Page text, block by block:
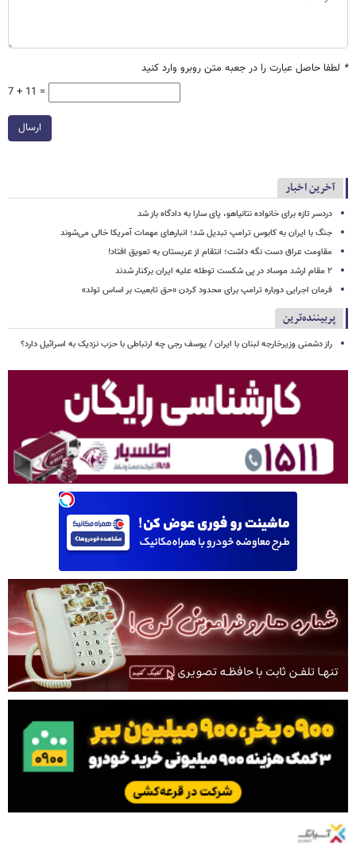
* لطفا حاصل عبارت را در جعبه متن روبرو وارد کنید
7 + 11 =
ارسال
آخرین اخبار
دردسر تازه برای خانواده نتانیاهو، پای سارا به دادگاه باز شد
جنگ با ایران به کابوس ترامپ تبدیل شد؛ انبارهای مهمات آمریکا خالی می‌شوند
مقاومت عراق دست نگه داشت؛ انتقام از عربستان به تعویق افتاد!
۲ مقام‌ ارشد موساد در پی شکست توطئه علیه ایران برکنار شدند
فرمان اجرایی دوباره ترامپ برای محدود کردن «حق تابعیت بر اساس تولد»
پربیننده‌ترین
راز دشمنی وزیرخارجه لبنان با ایران / یوسف رجی چه ارتباطی با حزب نزدیک به اسرائیل دارد؟